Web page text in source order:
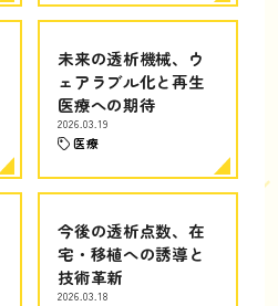
未来の透析機械、ウ
ェアラブル化と再生
医療への期待
2026.03.19
医療
今後の透析点数、在
宅・移植への誘導と
技術革新
2026.03.18